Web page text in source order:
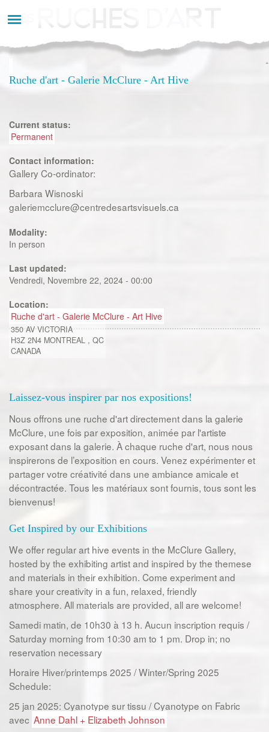
au
Ruche d'art - Galerie McClure - Art Hive
Current status:
Permanent
Contact information:
Gallery Co-ordinator:
Barbara Wisnoski
galeriemcclure@centredesartsvisuels.ca
Modality:
In person
Last updated:
Vendredi, Novembre 22, 2024 - 00:00
Location:
Ruche d'art - Galerie McClure - Art Hive
350 AV VICTORIA
H3Z 2N4 MONTREAL , QC
CANADA
Laissez-vous inspirer par nos expositions!
Nous offrons une ruche d'art directement dans la galerie
McClure, une fois par exposition, animée par l'artiste
exposant dans la galerie. À chaque ruche d'art, nous nous
inspirerons de l’exposition en cours. Venez expérimenter et
partager votre créativité dans une ambiance amicale et
décontractée. Tous les matériaux sont fournis, tous sont les
bienvenus!
Get Inspired by our Exhibitions
We offer regular art hive events in the McClure Gallery,
hosted by the exhibiting artist and inspired by the themese
and materials in their exhibition. Come experiment and
share your creativity in a fun, relaxed, friendly
atmosphere. All materials are provided, all are welcome!
Samedi matin, de 10h30 à 13 h. Aucun inscription requis /
Saturday morning from 10:30 am to 1 pm. Drop in; no
reservation necessary
Horaire Hiver/printemps 2025 / Winter/Spring 2025
Schedule:
25 jan 2025: Cyanotype sur tissu / Cyanotype on Fabric
avec Anne Dahl + Elizabeth Johnson